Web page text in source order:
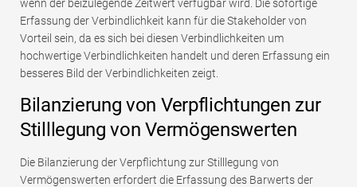
wenn der beizulegende Zeitwert verfügbar wird. Die sofortige
Erfassung der Verbindlichkeit kann für die Stakeholder von
Vorteil sein, da es sich bei diesen Verbindlichkeiten um
hochwertige Verbindlichkeiten handelt und deren Erfassung ein
besseres Bild der Verbindlichkeiten zeigt.
Bilanzierung von Verpflichtungen zur
Stilllegung von Vermögenswerten
Die Bilanzierung der Verpflichtung zur Stilllegung von
Vermögenswerten erfordert die Erfassung des Barwerts der